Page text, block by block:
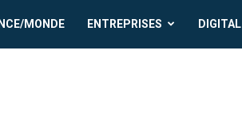
MONDE ENTREPRISES DIGITAL